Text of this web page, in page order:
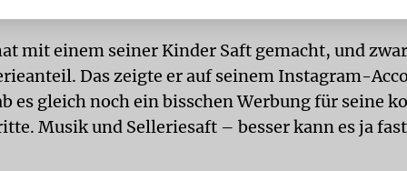
mit einem seiner Kinder Saft gemacht, und
Das zeigte er auf seinem Instagram-
es gleich noch ein bisschen Werbung für seine
Musik und Selleriesaft – besser kann es ja